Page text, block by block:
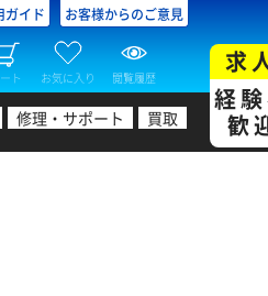
ガイド お客様からのご意見
ト お気に入り 閲覧履歴
修理・サポート 買取
求
経
歓